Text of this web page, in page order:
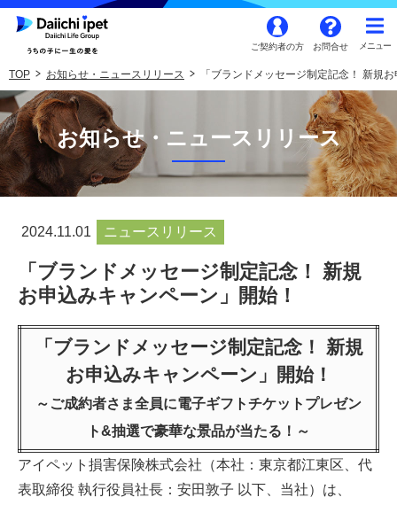
ご契約者の方 お問合せ
TOP お知らせ・ニュースリリース 「ブランドメッセージ制定記念！ 新規
お知らせ・ニュースリリース
2024.11.01 ニュースリリース
「ブランドメッセージ制定記念！ 新規
お申込みキャンペーン」開始！
「ブランドメッセージ制定記念！ 新規
お申込みキャンペーン」開始！
～ご成約者さま全員に電子ギフトチケットプレゼン
ト&抽選で豪華な景品が当たる！～
アイペット損害保険株式会社（本社：東京都江東区、代
表取締役 執行役員社長：安田敦子 以下、当社）は、